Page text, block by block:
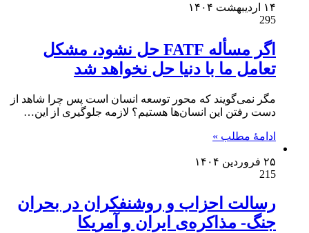
۱۴ اردیبهشت ۱۴۰۴
295
اگر مسأله FATF حل نشود، مشکل
تعامل ما با دنیا حل نخواهد شد
مگر نمی‌گویند که محور توسعه انسان است پس چرا شاهد از
دست رفتن این انسان‌ها هستیم؟ لازمه جلوگیری از این…
ادامۀ مطلب »
۲۵ فروردین ۱۴۰۴
215
رسالت احزاب و روشنفکران در بحران
جنگ- مذاکره‌ی ایران و آمریکا